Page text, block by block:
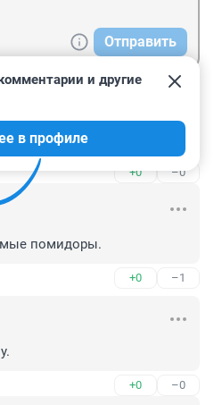
Отправить
+0 –0
и другие
в профиле
помидоры.
+0 –1
+0 –0